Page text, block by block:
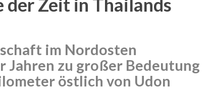
der Zeit in Thailands
im Nordosten
Jahren zu großer Bedeutung
östlich von Udon